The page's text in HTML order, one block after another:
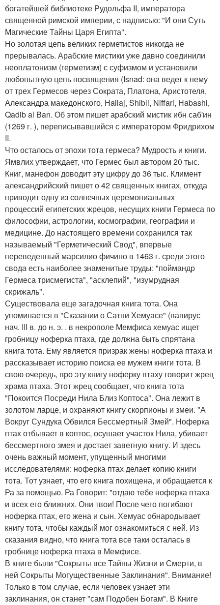
богатейшей библиотеке Рудольфа II, императора
священной римской империи, с надписью: "И они Суть
Магические Тайны Царя Египта".
Но золотая цепь великих герметистов никогда не
прерывалась. Арабские мистики уже давно соединили
неоплатонизм (герметизм) с суфизмом и установили
любопытную цепь посвящения (Isnad: она ведет к нему
от трех Гермесов через Сократа, Платона, Аристотеля,
Александра македонского, Hallaj, Shibli, Niffari, Habashi,
Qadib al Ban. Об этом пишет арабский мистик ибн саб'ин
(1269 г. ), переписывавшийся с императором Фридрихом
II.
Что осталось от эпохи тота гермеса? Мудрость и книги.
Ямвлих утверждает, что Гермес был автором 20 тыс.
Книг, манефон доводит эту цифру до 36 тыс. Климент
александрийский пишет о 42 священных книгах, откуда
приводит одну из солнечных церемониальных
процессий египетских жрецов, несущих книги Гермеса по
философии, астрологии, космографии, географии и
медицине. До настоящего времени сохранился так
называемый "Герметический Свод", впервые
переведенный марсилио фичино в 1463 г. среди этого
свода есть наиболее знаменитые труды: "поймандр
Гермеса трисмегиста", "асклепий", "изумрудная
скрижаль".
Существовала еще загадочная книга тота. Она
упоминается в "Сказании о Сатни Хемуасе" (папирус
нач. III в. до н. э. . в некрополе Мемфиса хемуас ищет
гробницу ноферка птаха, где должна быть спрятана
книга тота. Ему является призрак жены ноферка птаха и
рассказывает историю поиска ее мужем книги тота. В
свою очередь, про эту книгу ноферку птаху говорит жрец
храма птаха. Этот жрец сообщает, что книга тота
"Покоится Посреди Нила Близ Коптоса". Она лежит в
золотом ларце, и охраняют книгу скорпионы и змеи. "А
Вокруг Сундука Обвился Бессмертный Змей". Ноферка
птах отбывает в коптос, осушает участок Нила, убивает
бессмертного змея и достает заветную книгу. И здесь
очень важный момент, упущенный многими
исследователями: ноферка птах делает копию книги
тота. Тот узнает, что его книга похищена, и обращается к
Ра за помощью. Ра Говорит: "отдаю тебе ноферка птаха
и всех его ближних. Они твои! После чего погибают
ноферка птах, его жена и сын. Хемуас обнародывает
книгу тота, чтобы каждый мог ознакомиться с ней. Из
сказания видно, что книга тота все таки осталась в
гробнице ноферка птаха в Мемфисе.
В книге были "Сокрыты все Тайны Жизни и Смерти, в
ней Сокрыты Могущественные Заклинания". Внимание!
Только в том случае, если человек узнает эти
заклинания, он станет "сам Подобен Богам". В Книге